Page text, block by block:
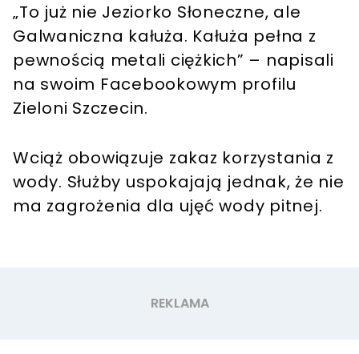
„To już nie Jeziorko Słoneczne, ale
Galwaniczna kałuża. Kałuża pełna z
pewnością metali ciężkich” – napisali
na swoim Facebookowym profilu
Zieloni Szczecin.
Wciąż obowiązuje zakaz korzystania z
wody. Służby uspokajają jednak, że nie
ma zagrożenia dla ujęć wody pitnej.